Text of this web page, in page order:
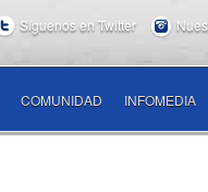
Síguenos en Twitter
COMUNIDAD INFOMEDIA